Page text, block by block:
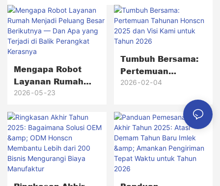
Mengapa Robot
Layanan Rumah
Menjadi Peluang
Dan Apa Yang
Terjadi Di Balik
Perangkat
Kerasnya
2026 05 23
Tumbuh Bersama:
Pertemuan
Tahunan Honscn
Untuk Tahun 2026
2026 02 04